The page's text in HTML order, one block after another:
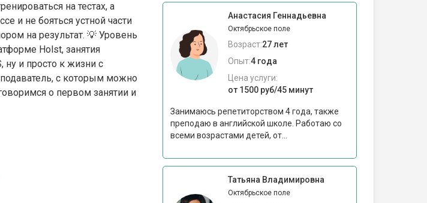
на тестах, а
и не бояться устной части
на результат. 💡 Уровень
Holst, занятия
ну и просто к жизни с
с которым можно
о первом занятии и
Анастасия Геннадьевна
Октябрьское поле
Возраст:27 лет
Опыт:4 года
Цена услуги:
от 1500 руб/45 минут
Занимаюсь репетиторством 4 года, также
преподаю в английской школе. Работаю со
всеми возрастами детей, от...
Татьяна Владимировна
Октябрьское поле